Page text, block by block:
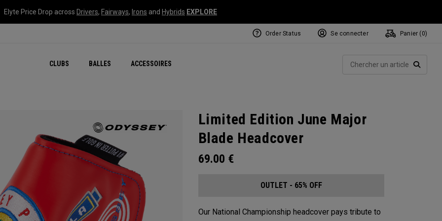
Elyte Price Drop across Drivers, Fairways, Irons and Hybrids EXPLORE
CLUBS BALLES ACCESSOIRES
Order Status Se connecter Panier ( 0)
Limited Edition June Major
Blade Headcover
69.00 €
OUTLET - 65% OFF
Our National Championship headcover pays tribute to